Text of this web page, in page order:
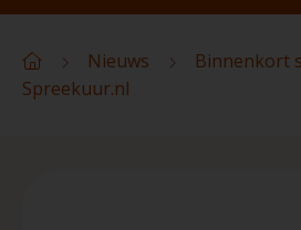
Nieuws
Binnenkort
Spreekuur.nl